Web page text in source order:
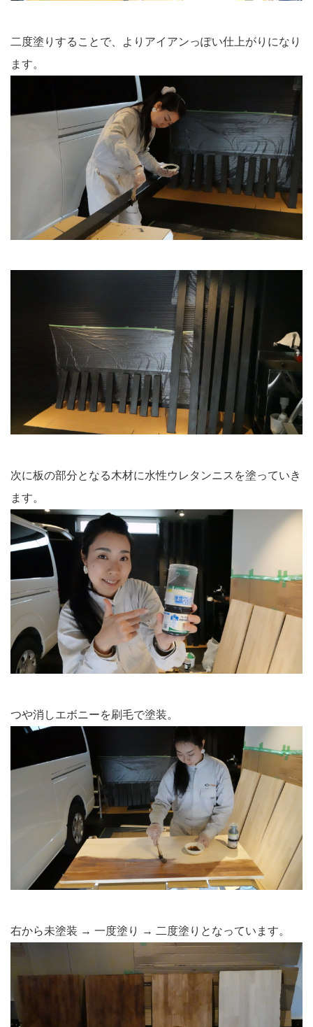
二度塗りすることで、よりアイアンっぽい仕上がりになり
ます。
次に板の部分となる木材に水性ウレタンニスを塗っていき
ます。
つや消しエボニーを刷毛で塗装。
右から未塗装 → 一度塗り → 二度塗りとなっています。